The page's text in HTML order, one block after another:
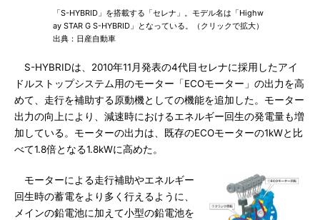
「S-HYBRID」を搭載する「セレナ」。モデル名は「Highw
ay STAR G S-HYBRID」となっている。（クリックで拡大）
出典：日産自動車
S-HYBRIDは、2010年11月発表の4代目セレナに採用したアイ
ドルストップシステム用のモーター「ECOモーター」の出力を高
めて、走行を補助する原動機としての機能を追加した。モーター
出力の向上により、減速時におけるエネルギー回生の発電量も増
加している。モーターの出力は、既存のECOモーターの1kWと比
べて1.8倍となる1.8kWに高めた。
モーターによる走行補助やエネルギー
回生時の蓄電をより多く行えるように、
メインの鉛電池に加えて小型の鉛電池を